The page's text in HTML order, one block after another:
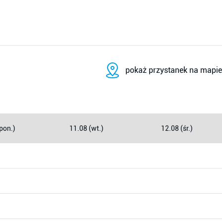
pokaż przystanek na mapie
11.08 (wt.) 12.08 (śr.)